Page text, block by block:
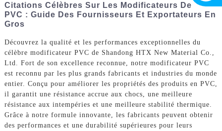
Citations Célèbres Sur Les Modificateurs De
PVC : Guide Des Fournisseurs Et Exportateurs En
Gros
Découvrez la qualité et les performances exceptionnelles du
célèbre modificateur PVC de Shandong HTX New Material Co.,
Ltd. Fort de son excellence reconnue, notre modificateur PVC
est reconnu par les plus grands fabricants et industries du monde
entier. Conçu pour améliorer les propriétés des produits en PVC,
il garantit une résistance accrue aux chocs, une meilleure
résistance aux intempéries et une meilleure stabilité thermique.
Grâce à notre formule innovante, les fabricants peuvent obtenir
des performances et une durabilité supérieures pour leurs